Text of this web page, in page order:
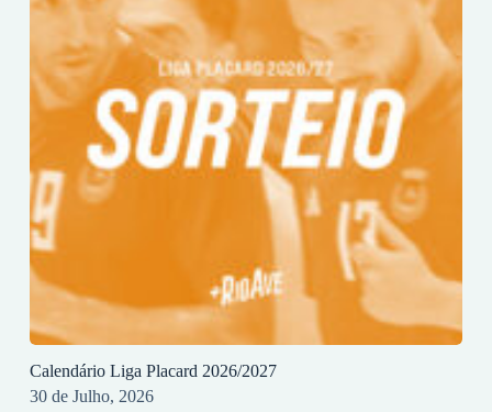
Calendário Liga Placard 2026/2027
30 de Julho, 2026